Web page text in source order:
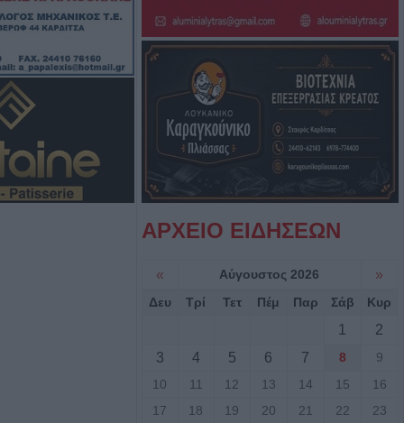
(10-
Αστυνομικής
Καρδίτσας
Αύγουστος, τα
«χορηγίες» με
αγαθά"
ΑΡΧΕΙΟ ΕΙΔΗΣΕΩΝ
« Αύγουστος 2026 »
Δευ Τρί Τετ Πέμ Παρ Σάβ Κυρ
1
2
3
4 5 6 7 8
9
10
11 12 13 14 15
16
17
18 19 20 21 22
23